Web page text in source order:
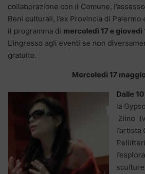
collaborazione con il Comune,
Beni culturali, l’ex Provincia di Palermo
il programma di mercoledì 17 e giovedì
L’ingresso agli eventi se non
gratuito.
Mercoledì 17
Dalle
la
Ziino
l’artista